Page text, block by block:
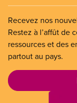
Recevez nos
Restez à l’affût de
ressources et des
partout au pays.